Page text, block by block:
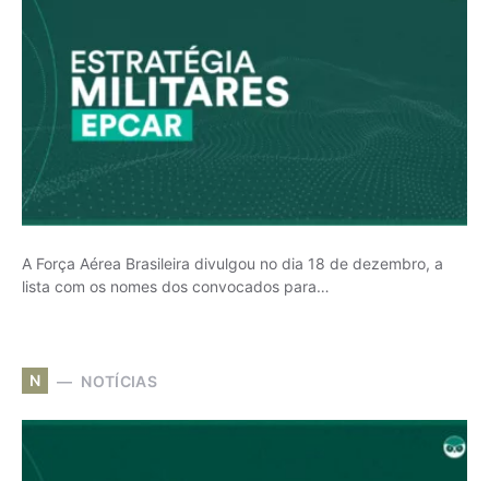
A Força Aérea Brasileira divulgou no dia 18 de dezembro, a
lista com os nomes dos convocados para…
N NOTÍCIAS